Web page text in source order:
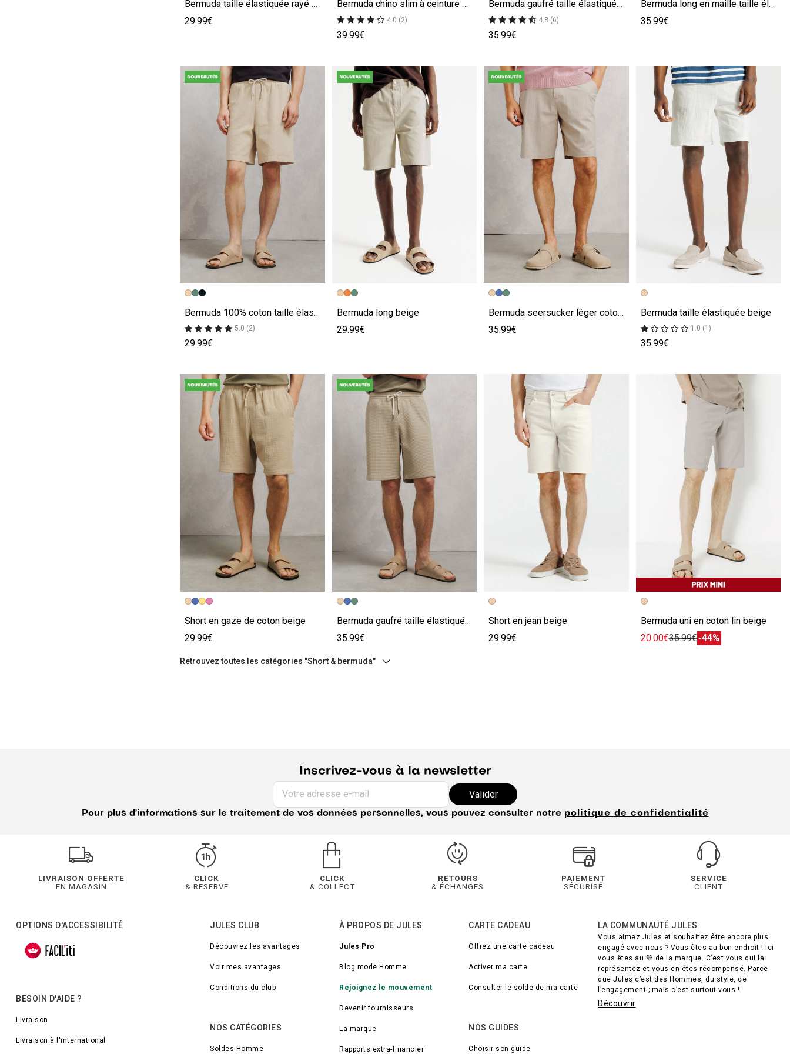
Bermuda taille élastiquée rayé beige
29.99€
Bermuda chino slim à ceinture uni beige
4.0 (2)
39.99€
Bermuda gaufré taille élastiquée beige
4.8 (6)
35.99€
Bermuda long en maille taille élastiquée beige
35.99€
Image précédente
Image suivante
Bermuda 100% coton taille élastiquée beige
5.0 (2)
29.99€
Image précédente
Image suivante
Bermuda long beige
29.99€
Image précédente
Image suivante
Bermuda seersucker léger coton majoritaire rayé beige
35.99€
Image précédente
Image suivante
Bermuda taille élastiquée beige
1.0 (1)
35.99€
Image précédente
Image suivante
Short en gaze de coton beige
29.99€
Image précédente
Image suivante
Bermuda gaufré taille élastiquée beige
35.99€
Image précédente
Image suivante
Short en jean beige
29.99€
Image précédente
Image suivante
Bermuda uni en coton lin beige
20.00€35.99€-44%
Retrouvez toutes les catégories "Short & bermuda"
Inscrivez-vous à la newsletter
Votre adresse e-mail Valider
Pour plus d'informations sur le traitement de vos données personnelles, vous pouvez consulter notre politique de confidentialité
LIVRAISON OFFERTE
EN MAGASIN
CLICK
& RESERVE
CLICK
& COLLECT
RETOURS
& ÉCHANGES
PAIEMENT
SÉCURISÉ
SERVICE
CLIENT
OPTIONS D'ACCESSIBILITÉ
BESOIN D'AIDE ?
Livraison
Livraison à l'international
JULES CLUB
Découvrez les avantages
Voir mes avantages
Conditions du club
NOS CATÉGORIES
Soldes Homme
À PROPOS DE JULES
Jules Pro
Blog mode Homme
Rejoignez le mouvement
Devenir fournisseurs
La marque
Rapports extra-financier
CARTE CADEAU
Offrez une carte cadeau
Activer ma carte
Consulter le solde de ma carte
NOS GUIDES
Choisir son guide
LA COMMUNAUTÉ JULES
Vous aimez Jules et souhaitez être encore plus
engagé avec nous ? Vous êtes au bon endroit ! Ici
vous êtes au 💚 de la marque. C’est vous qui la
représentez et vous en êtes récompensé. Parce
que Jules c’est des Hommes, du style, de
l’engagement ; mais c’est surtout vous !
Découvrir